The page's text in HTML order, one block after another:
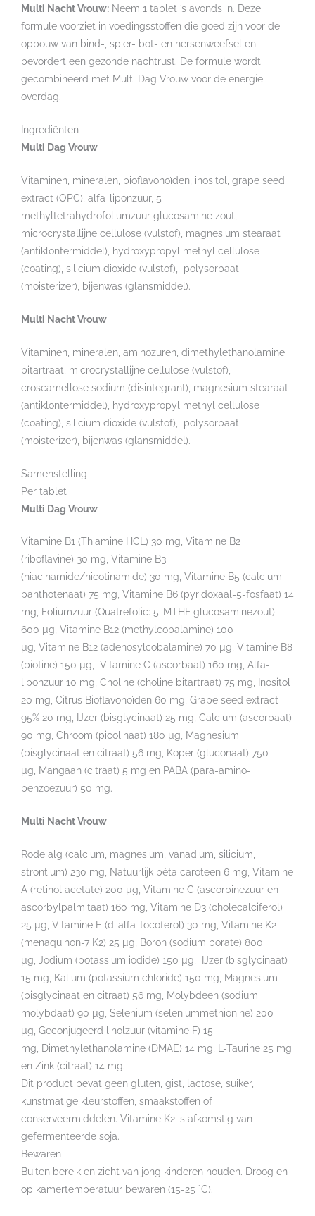
Multi Nacht Vrouw: Neem 1 tablet ’s avonds in. Deze
formule voorziet in voedingsstoffen die goed zijn voor de
opbouw van bind-, spier- bot- en hersenweefsel en
bevordert een gezonde nachtrust. De formule wordt
gecombineerd met Multi Dag Vrouw voor de energie
overdag.
Ingrediënten
Multi Dag Vrouw
Vitaminen, mineralen, bioflavonoïden, inositol, grape seed
extract (OPC), alfa-liponzuur, 5-
methyltetrahydrofoliumzuur glucosamine zout,
microcrystallijne cellulose (vulstof), magnesium stearaat
(antiklontermiddel), hydroxypropyl methyl cellulose
(coating), silicium dioxide (vulstof), polysorbaat
(moisterizer), bijenwas (glansmiddel).
Multi Nacht Vrouw
Vitaminen, mineralen, aminozuren, dimethylethanolamine
bitartraat, microcrystallijne cellulose (vulstof),
croscamellose sodium (disintegrant), magnesium stearaat
(antiklontermiddel), hydroxypropyl methyl cellulose
(coating), silicium dioxide (vulstof), polysorbaat
(moisterizer), bijenwas (glansmiddel).
Samenstelling
Per tablet
Multi Dag Vrouw
Vitamine B1 (Thiamine HCL) 30 mg, Vitamine B2
(riboflavine) 30 mg, Vitamine B3
(niacinamide/nicotinamide) 30 mg, Vitamine B5 (calcium
panthotenaat) 75 mg, Vitamine B6 (pyridoxaal-5-fosfaat) 14
mg, Foliumzuur (Quatrefolic: 5-MTHF glucosaminezout)
600 µg, Vitamine B12 (methylcobalamine) 100
µg, Vitamine B12 (adenosylcobalamine) 70 µg, Vitamine B8
(biotine) 150 µg, Vitamine C (ascorbaat) 160 mg, Alfa-
liponzuur 10 mg, Choline (choline bitartraat) 75 mg, Inositol
20 mg, Citrus Bioflavonoïden 60 mg, Grape seed extract
95% 20 mg, IJzer (bisglycinaat) 25 mg, Calcium (ascorbaat)
90 mg, Chroom (picolinaat) 180 µg, Magnesium
(bisglycinaat en citraat) 56 mg, Koper (gluconaat) 750
µg, Mangaan (citraat) 5 mg en PABA (para-amino-
benzoezuur) 50 mg.
Multi Nacht Vrouw
Rode alg (calcium, magnesium, vanadium, silicium,
strontium) 230 mg, Natuurlijk bèta caroteen 6 mg, Vitamine
A (retinol acetate) 200 µg, Vitamine C (ascorbinezuur en
ascorbylpalmitaat) 160 mg, Vitamine D3 (cholecalciferol)
25 µg, Vitamine E (d-alfa-tocoferol) 30 mg, Vitamine K2
(menaquinon-7 K2) 25 µg, Boron (sodium borate) 800
µg, Jodium (potassium iodide) 150 µg, IJzer (bisglycinaat)
15 mg, Kalium (potassium chloride) 150 mg, Magnesium
(bisglycinaat en citraat) 56 mg, Molybdeen (sodium
molybdaat) 90 µg, Selenium (seleniummethionine) 200
µg, Geconjugeerd linolzuur (vitamine F) 15
mg, Dimethylethanolamine (DMAE) 14 mg, L-Taurine 25 mg
en Zink (citraat) 14 mg.
Dit product bevat geen gluten, gist, lactose, suiker,
kunstmatige kleurstoffen, smaakstoffen of
conserveermiddelen. Vitamine K2 is afkomstig van
gefermenteerde soja.
Bewaren
Buiten bereik en zicht van jong kinderen houden. Droog en
op kamertemperatuur bewaren (15-25 °C).